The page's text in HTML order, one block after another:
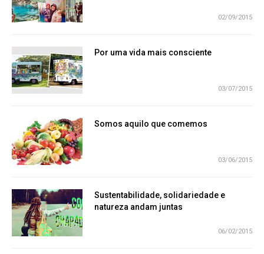
02/09/2015
Por uma vida mais consciente
03/07/2015
Somos aquilo que comemos
03/06/2015
Sustentabilidade, solidariedade e
natureza andam juntas
06/02/2015